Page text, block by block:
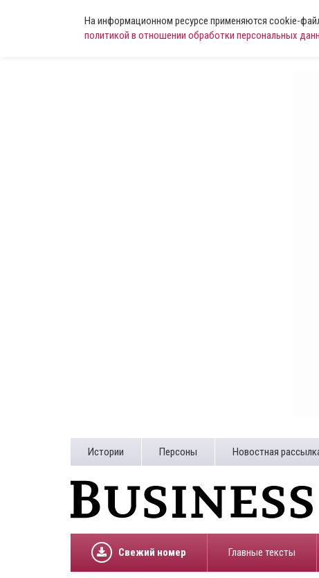
На информационном ресурсе применяются cookie-
политикой в отношении обработки персональных
Истории Персоны Новостная
Свежий номер Главные тексты